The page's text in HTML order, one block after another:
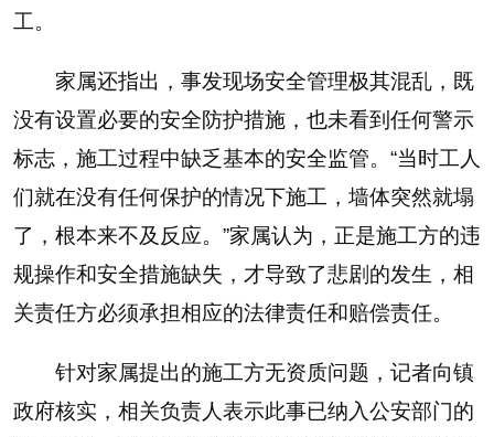
工。
家属还指出，事发现场安全管理极其混乱，既
没有设置必要的安全防护措施，也未看到任何警示
标志，施工过程中缺乏基本的安全监管。“当时工人
们就在没有任何保护的情况下施工，墙体突然就塌
了，根本来不及反应。”家属认为，正是施工方的违
规操作和安全措施缺失，才导致了悲剧的发生，相
关责任方必须承担相应的法律责任和赔偿责任。
针对家属提出的施工方无资质问题，记者向镇
政府核实，相关负责人表示此事已纳入公安部门的